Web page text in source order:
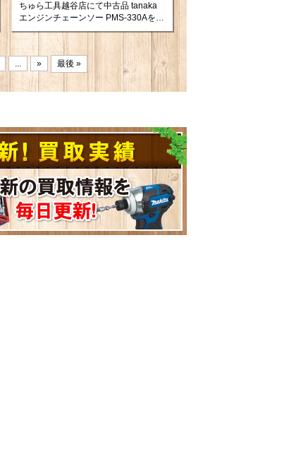
ちゅら工具越谷店にて中古品 tanaka
エンジンチェーンソー PMS-330Aを買
取させて頂きました！
... » 最後 »